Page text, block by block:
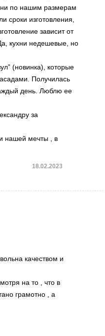
по нашим размерам
сроки изготовления,
зависит от
кухни недешевые, но
(новинка), которые
Получилась
день. Люблю ее
за
нашей мечты , в
18.02.2023
качеством и
на то , что в
грамотно , а